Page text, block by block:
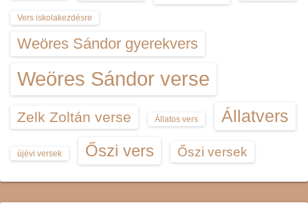
Vers iskolakezdésre
Weöres Sándor gyerekvers
Weöres Sándor verse
Zelk Zoltán verse Állatos vers Állatvers
újévi versek Őszi vers Őszi versek